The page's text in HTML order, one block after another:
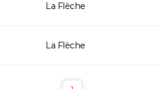
La Flèche
La Flèche